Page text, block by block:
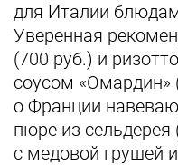
для Италии
Уверенная
(700 руб.) и
соусом «Омардин»
о Франции
пюре из сельдерея
с медовой грушей